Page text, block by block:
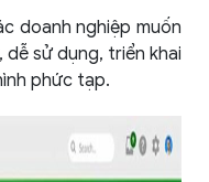
doanh nghiệp muốn
sử dụng, triển khai
phức tạp.